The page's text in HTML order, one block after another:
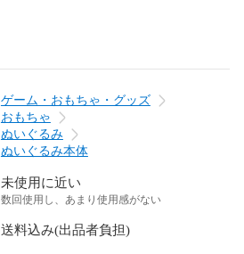
ゲーム・おもちゃ・グッズ
おもちゃ
ぬいぐるみ
ぬいぐるみ本体
未使用に近い
数回使用し、あまり使用感がない
送料込み(出品者負担)